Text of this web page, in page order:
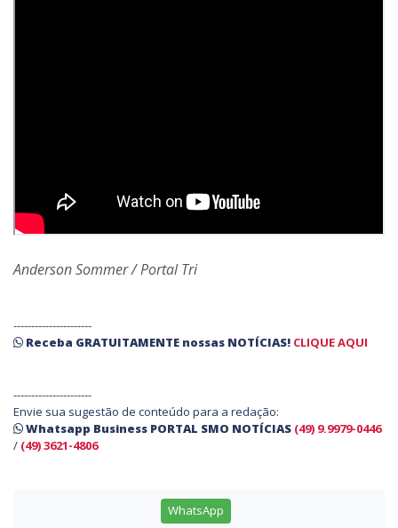
Anderson Sommer / Portal Tri
----------------------
Receba GRATUITAMENTE nossas NOTÍCIAS! CLIQUE AQUI
----------------------
Envie sua sugestão de conteúdo para a redação:
Whatsapp Business PORTAL SMO NOTÍCIAS (49) 9.9979-0446
/ (49) 3621-4806
WhatsApp